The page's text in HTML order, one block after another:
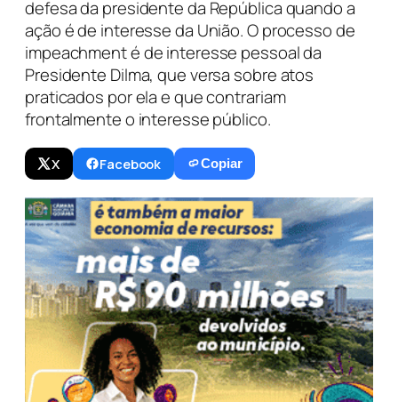
X Facebook Copiar
defesa da presidente da República quando a
ação é de interesse da União. O processo de
impeachment é de interesse pessoal da
Presidente Dilma, que versa sobre atos
praticados por ela e que contrariam
frontalmente o interesse público.